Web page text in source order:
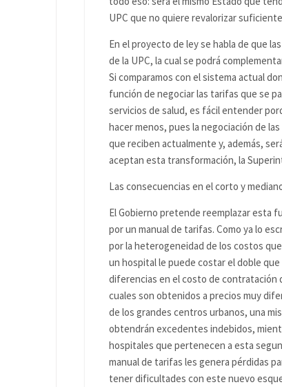
UPC que no quiere revalorizar
En el proyecto de ley se habla de que
de la UPC, la cual se podrá
Si comparamos con el sistema actual
función de negociar las tarifas que se
servicios de salud, es fácil entender
hacer menos, pues la negociación de
que reciben actualmente y, además,
aceptan esta transformación, la
Las consecuencias en el corto y
El Gobierno pretende reemplazar esta
por un manual de tarifas. Como ya lo
por la heterogeneidad de los costos
un hospital le puede costar el doble
diferencias en el costo de contratación
cuales son obtenidos a precios muy
de los grandes centros urbanos, una
obtendrán excedentes indebidos,
hospitales que pertenecen a esta
manual de tarifas les genera pérdidas
tener dificultades con este nuevo